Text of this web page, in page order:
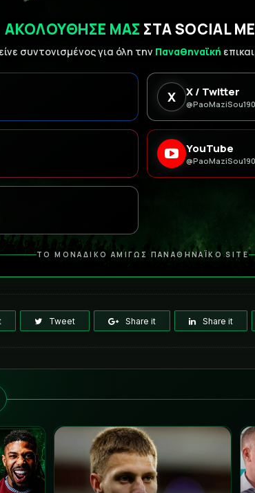
ΑΚΟΛΟΥΘΗΣΕ ΜΑΣ ΣΤΑ SOCIAL
συντονισμένος για όλη την Παναθηναϊκή
X X / Twitter
YouTube
ΤΟ ΜΟΝΑΔΙΚΟ ΑΜΙΓΩΣ ΠΑΝΑΘΗΝΑΪΚΟ SITE
Tweet Share it Share it